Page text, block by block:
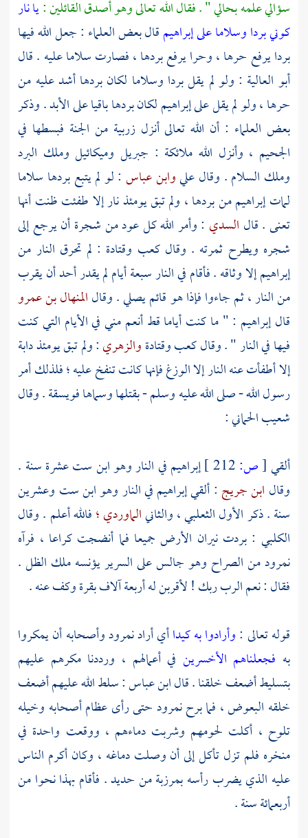
سؤالي علمه بحالي " . فقال الله تعالى وهو أصدق القائلين :يا نار
كوني بردا وسلاما على إبراهيمقال بعض العلماء : جعل الله فيها
بردا يرفع حرها ، وحرا يرفع بردها ، فصارت سلاما عليه . قال
أبو العالية : ولو لم يقل بردا وسلاما لكان بردها أشد عليه من
حرها ، ولو لم يقل علىإبراهيملكان بردها باقيا على الأبد . وذكر
بعض العلماء : أن الله تعالى أنزل زربية من الجنة فبسطها في
الجحيم ، وأنزل الله ملائكة : جبريل وميكائيل وملك البرد
وملك السلام . وقالعليوابن عباس : لو لم يتبع بردها سلاما
لماتإبراهيممن بردها ، ولم تبق يومئذ نار إلا طفئت ظنت أنها
تعنى . قال السدي : وأمر الله كل عود من شجرة أن يرجع إلى
شجره ويطرح ثمرته . وقالكعب وقتادة : لم تحرق النار من
إبراهيمإلا وثاقه . فأقام في النار سبعة أيام لم يقدر أحد أن يقرب
من النار ، ثم جاءوا فإذا هو قائم يصلي . وقالالمنهال بن عمرو
قالإبراهيم : " ما كنت أياما قط أنعم مني في الأيام التي كنت
فيها في النار " . وقالكعبوقتادةوالزهري: ولم تبق يومئذ دابة
إلا أطفأت عنه النار إلا الوزغ فإنها كانت تنفخ عليه ؛ فلذلك أمر
رسول الله - صلى الله عليه وسلم - بقتلها وسماها فويسقة . وقال
شعيب الحماني:
ألقي[ص: إبراهيمفي النار وهو ابن ست عشرة سنة .
وقال ابن جريج : ألقيإبراهيمفي النار وهو ابن ست وعشرين
سنة . ذكر الأولالثعلبي ،والثانيالماوردي ؛فالله أعلم . وقال
الكلبي : بردت نيران الأرض جميعا فما أنضجت كراعا ، فرآه
نمرودمن الصراح وهو جالس على السرير يؤنسه ملك الظل .
فقال : نعم الرب ربك ! لأقربن له أربعة آلاف بقرة وكف عنه .
قوله تعالى :وأرادوا به كيداأي أرادنمرودوأصحابه أن يمكروا
به فجعلناهم الأخسرين في أعمالهم ، ورددنا مكرهم عليهم
بتسليط أضعف خلقنا . قالابن عباس: سلط الله عليهم أضعف
خلقه البعوض ، فما برحنمرودحتى رأى عظام أصحابه وخيله
تلوح ، أكلت لحومهم وشربت دماءهم ، ووقعت واحدة في
منخره فلم تزل تأكل إلى أن وصلت دماغه ، وكان أكرم الناس
عليه الذي يضرب رأسه بمرزبة من حديد . فأقام بهذا نحوا من
أربعمائة سنة .